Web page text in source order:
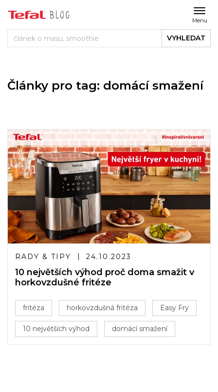
Menu
VYHLEDAT
Články pro tag: domácí smažení
RADY & TIPY 24.10.2023
10 největších výhod proč doma smažit v
horkovzdušné fritéze
fritéza horkovzdušná fritéza Easy Fry
10 největších výhod domácí smažení